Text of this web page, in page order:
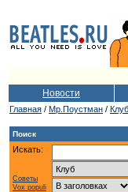
Новости
Главная / Мр.Поустман / Клуб
Поиск
Искать:
Советы
Vox populi